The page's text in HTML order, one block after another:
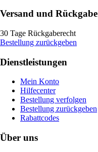
Versand und Rückgabe
30 Tage Rückgaberecht
Bestellung zurückgeben
Dienstleistungen
Mein Konto
Hilfecenter
Bestellung verfolgen
Bestellung zurückgeben
Rabattcodes
Über uns